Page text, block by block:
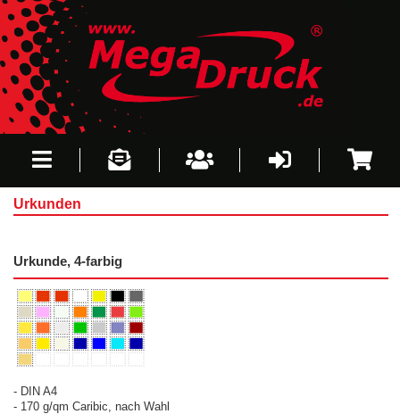
Urkunden
Urkunde, 4-farbig
- DIN A4
- 170 g/qm Caribic, nach Wahl